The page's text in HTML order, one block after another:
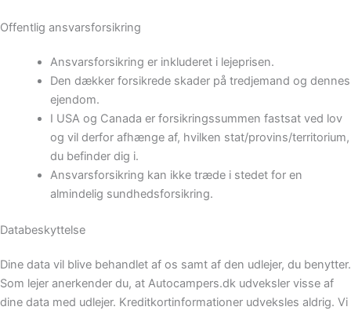
Offentlig ansvarsforsikring
Ansvarsforsikring er inkluderet i lejeprisen.
Den dækker forsikrede skader på tredjemand og dennes
ejendom.
I USA og Canada er forsikringssummen fastsat ved lov
og vil derfor afhænge af, hvilken stat/provins/territorium,
du befinder dig i.
Ansvarsforsikring kan ikke træde i stedet for en
almindelig sundhedsforsikring.
Databeskyttelse
Dine data vil blive behandlet af os samt af den udlejer, du benytter.
Som lejer anerkender du, at Autocampers.dk udveksler visse af
dine data med udlejer. Kreditkortinformationer udveksles aldrig. Vi